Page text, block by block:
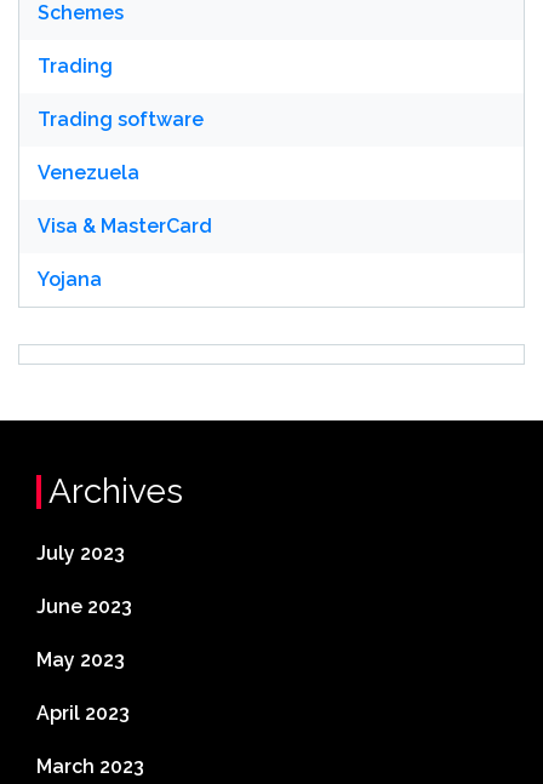
Schemes
Trading
Trading software
Venezuela
Visa & MasterCard
Yojana
Archives
July 2023
June 2023
May 2023
April 2023
March 2023